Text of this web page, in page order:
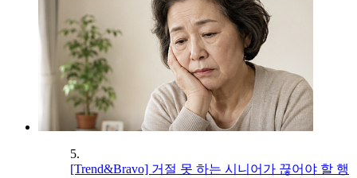
5.
[Trend&Bravo] 거절 못 하는 시니어가 끊어야 할 행